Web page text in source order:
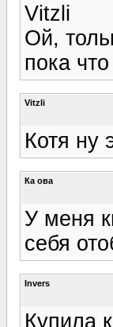
Vitzli
Ой,
пока
Vitzli
Котя ну
Ка ова
У меня
себя
Invers
Купила